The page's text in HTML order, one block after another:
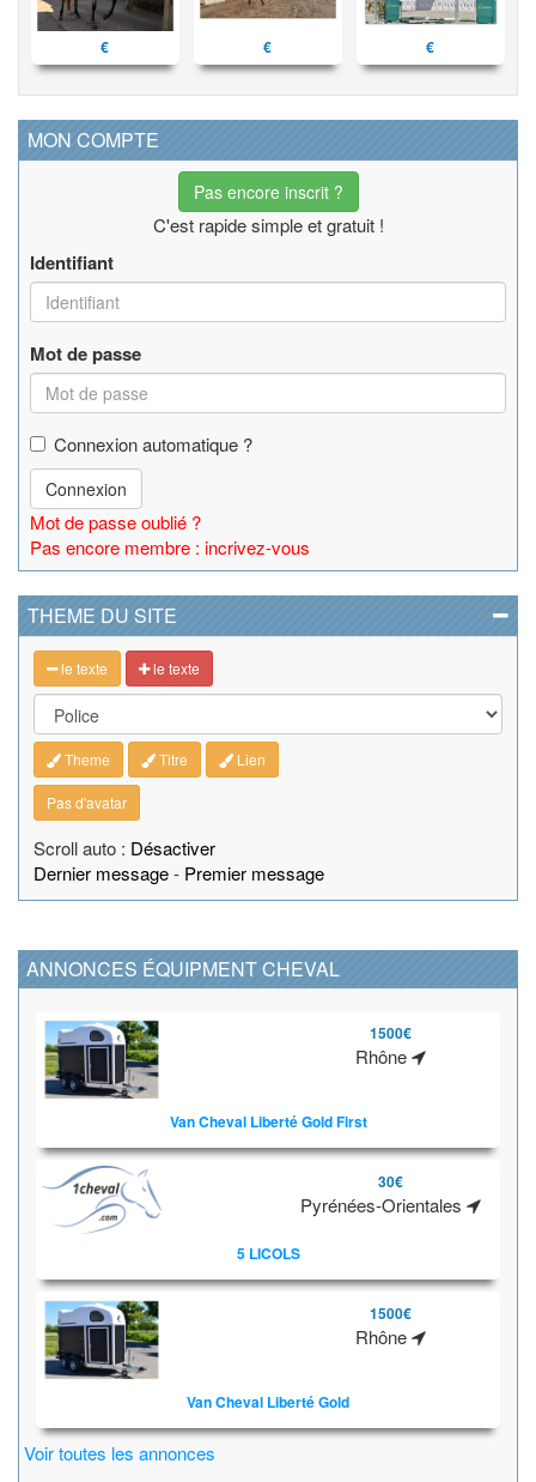
€ € €
MON COMPTE
Pas encore inscrit ?
C'est rapide simple et gratuit !
Identifiant
Mot de passe
Connexion automatique ?
Connexion
Mot de passe oublié ?
Pas encore membre : incrivez-vous
THEME DU SITE
le texte le texte
Theme Titre Lien
Pas d'avatar
Scroll auto : Désactiver
Dernier message- Premier message
ANNONCES ÉQUIPMENT CHEVAL
1500€
Rhône
Van Cheval Liberté Gold First
30€
Pyrénées-Orientales
5 LICOLS
1500€
Rhône
Van Cheval Liberté Gold
Voir toutes les annonces